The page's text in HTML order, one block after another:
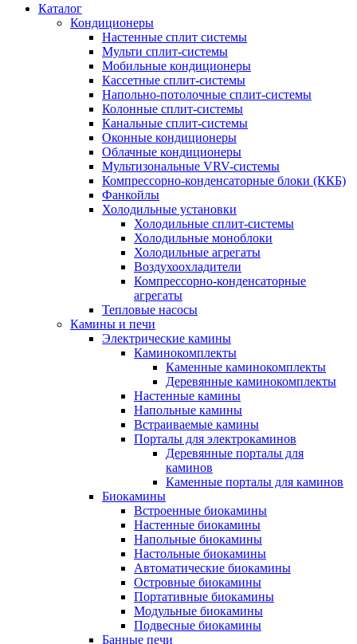
Каталог
Кондиционеры
Настенные сплит системы
Мульти сплит-системы
Мобильные кондиционеры
Кассетные сплит-системы
Напольно-потолочные сплит-системы
Колонные сплит-системы
Канальные сплит-системы
Оконные кондиционеры
Облачные кондиционеры
Мультизональные VRV-системы
Компрессорно-конденсаторные блоки (ККБ)
Фанкойлы
Холодильные установки
Холодильные сплит-системы
Холодильные моноблоки
Холодильные агрегаты
Воздухоохладители
Компрессорно-конденсаторные
агрегаты
Тепловые насосы
Камины и печи
Электрические камины
Каминокомплекты
Каменные каминокомплекты
Деревянные каминокомплекты
Настенные камины
Напольные камины
Встраиваемые камины
Порталы для электрокаминов
Деревянные порталы для
каминов
Каменные порталы для каминов
Биокамины
Встроенные биокамины
Настенные биокамины
Напольные биокамины
Настольные биокамины
Автоматические биокамины
Островные биокамины
Портативные биокамины
Модульные биокамины
Подвесные биокамины
Банные печи